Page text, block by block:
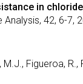
in
42, 6-7,
Figueroa, R.,